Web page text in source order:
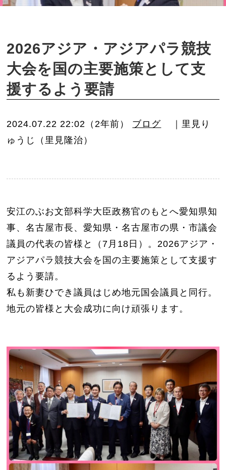
2026アジア・アジアパラ競技
大会を国の主要施策として支
援するよう要請
2024.07.22 22:02（2年前） ブログ
｜里見り
ゅうじ（里見隆治）
安江のぶお文部科学大臣政務官のもとへ愛知県知
事、名古屋市長、愛知県・名古屋市の県・市議会
議員の代表の皆様と（7月18日）。2026アジア・
アジアパラ競技大会を国の主要施策として支援す
るよう要請。
私も新妻ひでき議員はじめ地元国会議員と同行。
地元の皆様と大会成功に向け頑張ります。